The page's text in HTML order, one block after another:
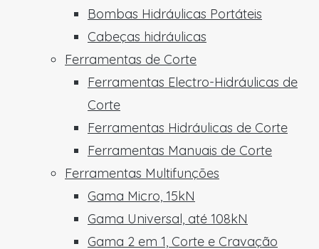
Bombas Hidráulicas Portáteis
Cabeças hidráulicas
Ferramentas de Corte
Ferramentas Electro-Hidráulicas de
Corte
Ferramentas Hidráulicas de Corte
Ferramentas Manuais de Corte
Ferramentas Multifunções
Gama Micro, 15kN
Gama Universal, até 108kN
Gama 2 em 1, Corte e Cravação